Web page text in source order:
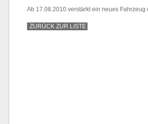
Ab 17.08.2010 verstärkt ein neues Fahrzeug
ZURÜCK ZUR LISTE